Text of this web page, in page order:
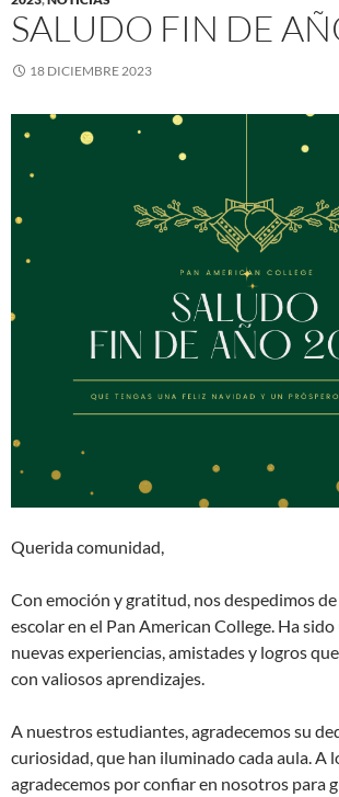
SALUDO FIN DE
18 DICIEMBRE 2023
Querida comunidad,
Con emoción y gratitud, nos despedimos
escolar en el Pan American College. Ha
nuevas experiencias, amistades y logros
con valiosos aprendizajes.
A nuestros estudiantes, agradecemos su
curiosidad, que han iluminado cada aula. A
agradecemos por confiar en nosotros para